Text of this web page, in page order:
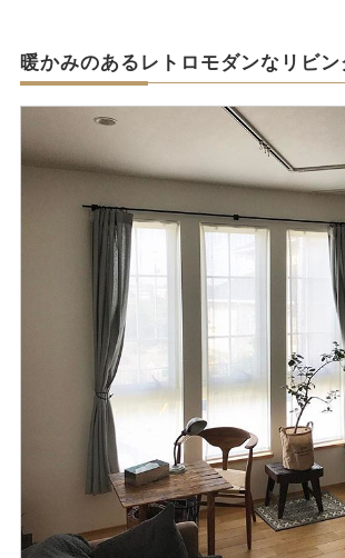
暖かみのあるレトロモダンなリビン